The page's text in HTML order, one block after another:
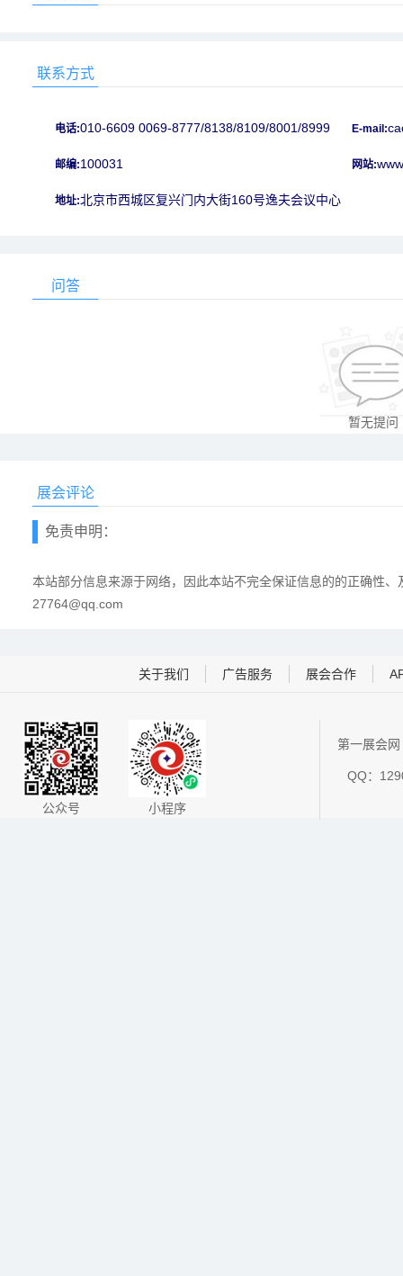
联系方式
电话:010-6609 0069-8777/8138/8109/8001/8999 E-mail:
邮编:100031 网站:
地址:北京市西城区复兴门内大街160号逸夫会议中心
问答
暂无提问
展会评论
免责申明：
本站部分信息来源于网络，因此本站不完全保证信息的的正确性
27764@qq.com
关于我们 广告服务 展会合作
公众号 小程序
第一展会
QQ：